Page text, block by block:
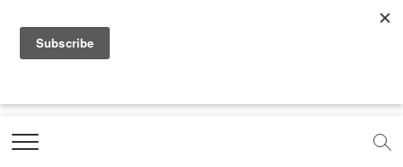
a
e
b
o
t
.
o
e
t
t
Marketing Oops!
DIGITAL | CREATIVE | ADVERTISING | CAMPAIGN |